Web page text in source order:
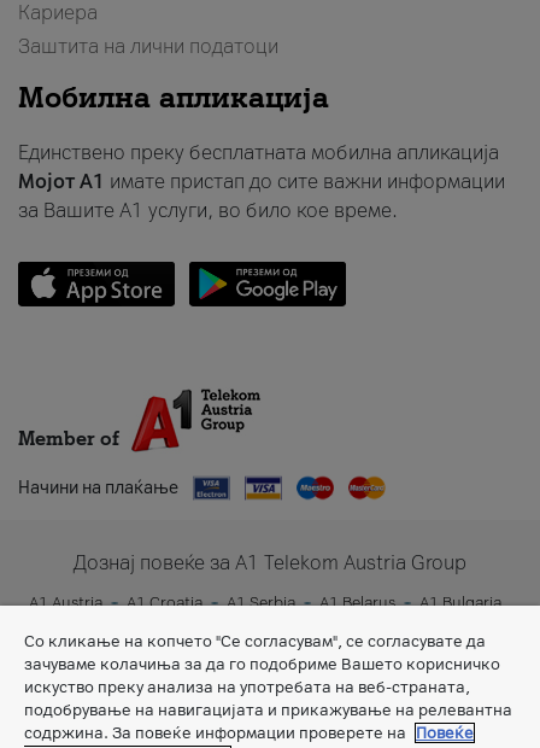
Кариера
Заштита на лични податоци
Мобилна апликација
Единствено преку бесплатната мобилна апликација
Мојот A1 имате пристап до сите важни информации
за Вашите A1 услуги, во било кое време.
Member of
Начини на плаќање
Дознај повеќе за A1 Telekom Austria Group
A1 Austria A1 Croatia A1 Serbia A1 Belarus
A1 Bulgaria
Со кликање на копчето "Се согласувам", се согласувате да
зачуваме колачиња за да го подобриме Вашето корисничко
искуство преку анализа на употребата на веб-страната,
подобрување на навигацијата и прикажување на релевантна
содржина. За повеќе информации проверете на
Повеќе